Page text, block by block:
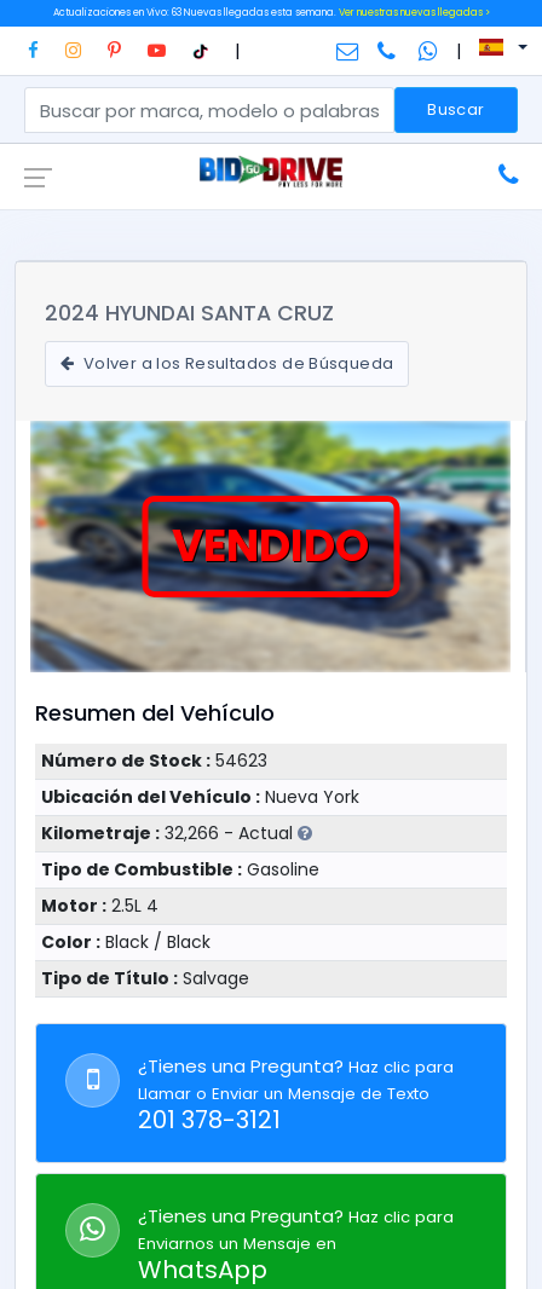
Actualizaciones en Vivo: 63 Nuevas llegadas esta semana.Ver nuestras nuevas llegadas >
| |
Buscar
2024 HYUNDAI SANTA CRUZ
Volver a los Resultados de Búsqueda
VENDIDO
Resumen del Vehículo
Número de Stock :54623
Ubicación del Vehículo :Nueva York
Kilometraje :32,266 - Actual
Tipo de Combustible :Gasoline
Motor :2.5L 4
Color :Black / Black
Tipo de Título :Salvage
¿Tienes una Pregunta? Haz clic para
Llamar o Enviar un Mensaje de Texto
201 378-3121
¿Tienes una Pregunta? Haz clic para
Enviarnos un Mensaje en
WhatsApp